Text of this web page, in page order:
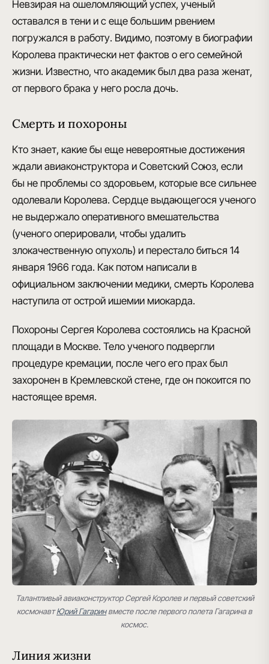
Невзирая на ошеломляющий успех, ученый
оставался в тени и с еще большим рвением
погружался в работу. Видимо, поэтому в биографии
Королева практически нет фактов о его семейной
жизни. Известно, что академик был два раза женат,
от первого брака у него росла дочь.
Смерть и похороны
Кто знает, какие бы еще невероятные достижения
ждали авиаконструктора и Советский Союз, если
бы не проблемы со здоровьем, которые все сильнее
одолевали Королева. Сердце выдающегося ученого
не выдержало оперативного вмешательства
(ученого оперировали, чтобы удалить
злокачественную опухоль) и перестало биться 14
января 1966 года. Как потом написали в
официальном заключении медики, смерть Королева
наступила от острой ишемии миокарда.
Похороны Сергея Королева состоялись на Красной
площади в Москве. Тело ученого подвергли
процедуре кремации, после чего его прах был
захоронен в Кремлевской стене, где он покоится по
настоящее время.
Талантливый авиаконструктор Сергей Королев и первый советский
космонавтЮрий Гагаринвместе после первого полета Гагарина в
космос.
Линия жизни